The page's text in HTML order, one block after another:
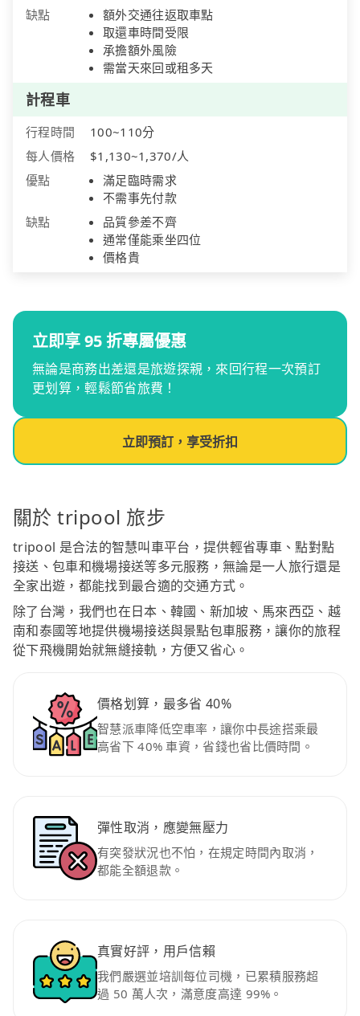
缺點
額外交通往返取車點
取還車時間受限
承擔額外風險
需當天來回或租多天
計程車
行程時間
100~110分
每人價格
$1,130~1,370/人
優點
滿足臨時需求
不需事先付款
缺點
品質參差不齊
通常僅能乘坐四位
價格貴
立即享 95 折專屬優惠
無論是商務出差還是旅遊探親，來回行程一次預訂
更划算，輕鬆節省旅費！
立即預訂，享受折扣
關於 tripool 旅步
tripool 是合法的智慧叫車平台，提供輕省專車、點對點
接送、包車和機場接送等多元服務，無論是一人旅行還是
全家出遊，都能找到最合適的交通方式。
除了台灣，我們也在日本、韓國、新加坡、馬來西亞、越
南和泰國等地提供機場接送與景點包車服務，讓你的旅程
從下飛機開始就無縫接軌，方便又省心。
價格划算，最多省 40%
智慧派車降低空車率，讓你中長途搭乘最
高省下 40% 車資，省錢也省比價時間。
彈性取消，應變無壓力
有突發狀況也不怕，在規定時間內取消，
都能全額退款。
真實好評，用戶信賴
我們嚴選並培訓每位司機，已累積服務超
過 50 萬人次，滿意度高達 99%。